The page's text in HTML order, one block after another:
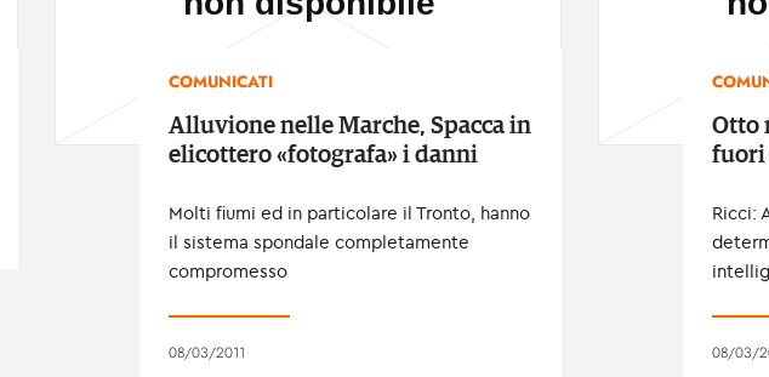
COMUNICATI
Alluvione nelle Marche, Spacca in
elicottero «fotografa» i danni
Molti fiumi ed in particolare il Tronto, hanno
il sistema spondale completamente
compromesso
08/03/2011
Otto
fuori
Ricci:
08/03/